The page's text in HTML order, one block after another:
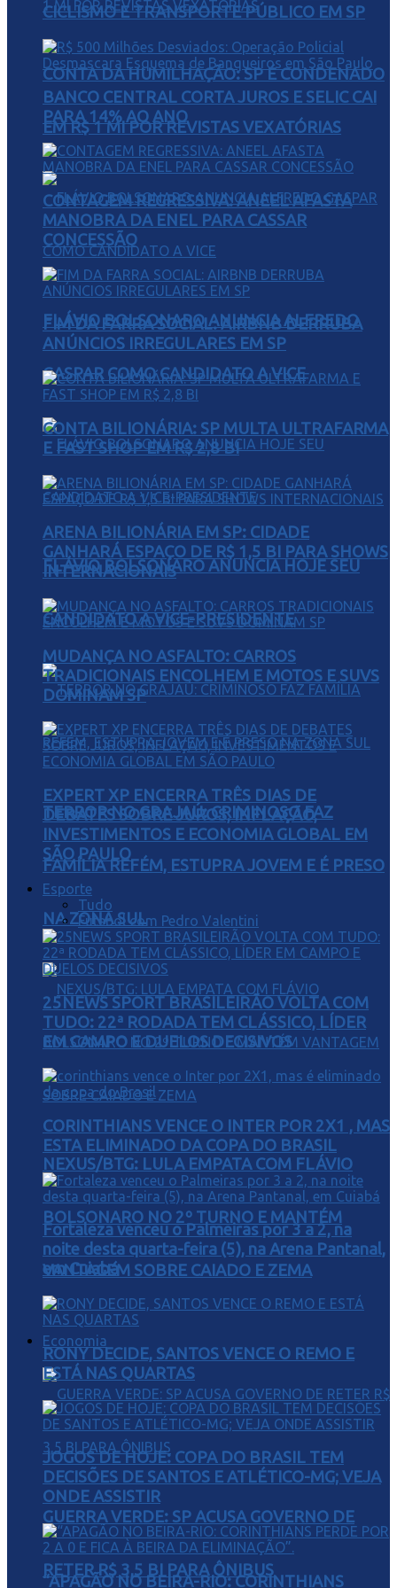
CONTA DA HUMILHAÇÃO: SP É CONDENADO
EM R$ 1 MI POR REVISTAS VEXATÓRIAS
FLÁVIO BOLSONARO ANUNCIA ALFREDO
GASPAR COMO CANDIDATO A VICE
FLÁVIO BOLSONARO ANUNCIA HOJE SEU
CANDIDATO A VICE-PRESIDENTE
TERROR NO GRAJAÚ: CRIMINOSO FAZ
FAMÍLIA REFÉM, ESTUPRA JOVEM E É PRESO
NA ZONA SUL
NEXUS/BTG: LULA EMPATA COM FLÁVIO
BOLSONARO NO 2º TURNO E MANTÉM
VANTAGEM SOBRE CAIADO E ZEMA
Economia
GUERRA VERDE: SP ACUSA GOVERNO DE
RETER R$ 3,5 BI PARA ÔNIBUS
CICLISMO E TRANSPORTE PÚBLICO EM SP
BANCO CENTRAL CORTA JUROS E SELIC CAI
PARA 14% AO ANO
CONTAGEM REGRESSIVA: ANEEL AFASTA
MANOBRA DA ENEL PARA CASSAR
CONCESSÃO
FIM DA FARRA SOCIAL: AIRBNB DERRUBA
ANÚNCIOS IRREGULARES EM SP
CONTA BILIONÁRIA: SP MULTA ULTRAFARMA
E FAST SHOP EM R$ 2,8 BI
ARENA BILIONÁRIA EM SP: CIDADE
GANHARÁ ESPAÇO DE R$ 1,5 BI PARA SHOWS
INTERNACIONAIS
MUDANÇA NO ASFALTO: CARROS
TRADICIONAIS ENCOLHEM E MOTOS E SUVS
DOMINAM SP
EXPERT XP ENCERRA TRÊS DIAS DE
DEBATES SOBRE JUROS, INFLAÇÃO,
INVESTIMENTOS E ECONOMIA GLOBAL EM
SÃO PAULO
Esporte
Tudo
Futebol com Pedro Valentini
25NEWS SPORT BRASILEIRÃO VOLTA COM
TUDO: 22ª RODADA TEM CLÁSSICO, LÍDER
EM CAMPO E DUELOS DECISIVOS
CORINTHIANS VENCE O INTER POR 2X1 , MAS
ESTA ELIMINADO DA COPA DO BRASIL
Fortaleza venceu o Palmeiras por 3 a 2, na
noite desta quarta-feira (5), na Arena Pantanal,
em Cuiabá
RONY DECIDE, SANTOS VENCE O REMO E
ESTÁ NAS QUARTAS
JOGOS DE HOJE: COPA DO BRASIL TEM
DECISÕES DE SANTOS E ATLÉTICO-MG; VEJA
ONDE ASSISTIR
“APAGÃO NO BEIRA-RIO: CORINTHIANS